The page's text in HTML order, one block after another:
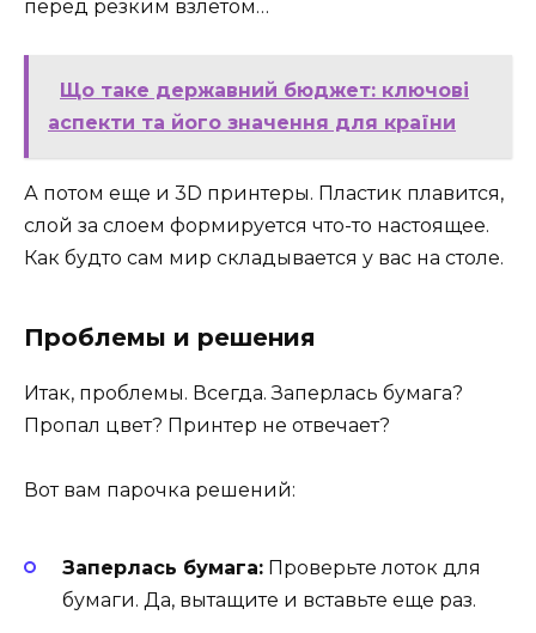
перед резким взлетом…
Що таке державний бюджет: ключові
аспекти та його значення для країни
А потом еще и 3D принтеры. Пластик плавится,
слой за слоем формируется что-то настоящее.
Как будто сам мир складывается у вас на столе.
Проблемы и решения
Итак, проблемы. Всегда. Заперлась бумага?
Пропал цвет? Принтер не отвечает?
Вот вам парочка решений:
Заперлась бумага: Проверьте лоток для
бумаги. Да, вытащите и вставьте еще раз.